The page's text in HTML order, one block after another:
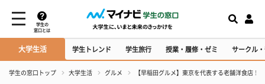
学生の
窓口とは
大学生活 学生トレンド 学生旅行 授業・履修・ゼミ サークル
学生の窓口トップ 大学生活 グルメ 【早稲田グルメ】東京を代表する老舗洋食店！